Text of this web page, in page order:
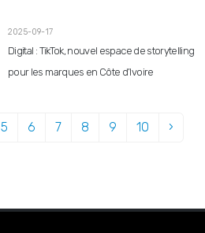
2025-09-17
Digital : TikTok, nouvel espace de storytelling
pour les marques en Côte d’Ivoire
5 6 7 8 9 10 ›